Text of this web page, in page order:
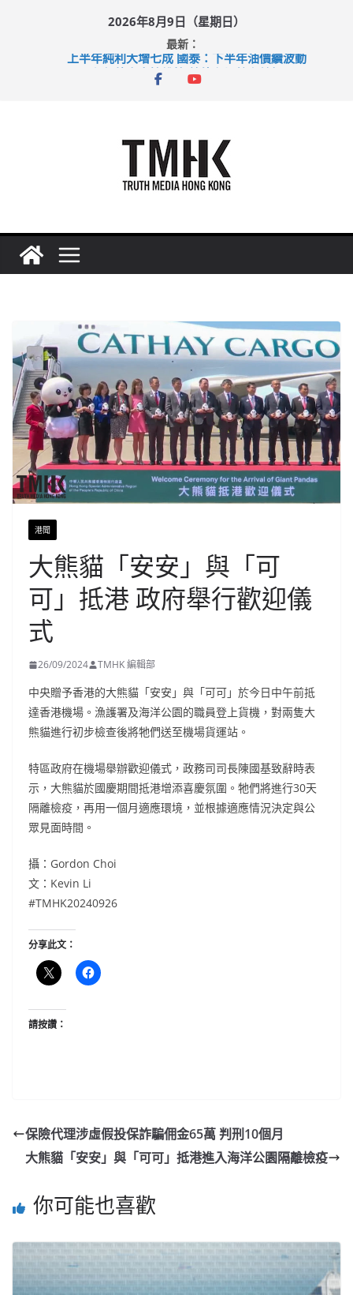
2026年8月9日（星期日）
最新：
上半年純利大增七成 國泰：下半年油價續波動
拜仁熱身賽挫維拉 啟德主場館奪錦標
港聞
大熊貓「安安」與「可
可」抵港 政府舉行歡迎儀
式
26/09/2024 TMHK 編輯部
中央贈予香港的大熊貓「安安」與「可可」於今日中午前抵
達香港機場。漁護署及海洋公園的職員登上貨機，對兩隻大
熊貓進行初步檢查後將牠們送至機場貨運站。
特區政府在機場舉辦歡迎儀式，政務司司長陳國基致辭時表
示，大熊貓於國慶期間抵港增添喜慶氛圍。牠們將進行30天
隔離檢疫，再用一個月適應環境，並根據適應情況決定與公
眾見面時間。
攝：Gordon Choi
文：Kevin Li
#TMHK20240926
分享此文：
請按讚：
保險代理涉虛假投保詐騙佣金65萬 判刑10個月
大熊貓「安安」與「可可」抵港進入海洋公園隔離檢疫
你可能也喜歡